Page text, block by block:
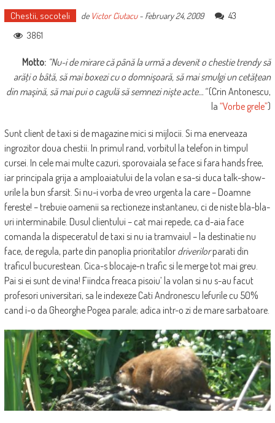
Chestii, socoteli de Victor Ciutacu- February 24, 2009
43
3861
Motto: “Nu-i de mirare că până la urmă a devenit o chestie trendy să
arăţi o bâtă, să mai boxezi cu o domnişoară, să mai smulgi un cetăţean
din maşină, să mai pui o cagulă să semnezi nişte acte… “(Crin Antonescu,
la“Vorbe grele”)
Sunt client de taxi si de magazine mici si mijlocii. Si ma enerveaza
ingrozitor doua chestii. In primul rand, vorbitul la telefon in timpul
cursei. In cele mai multe cazuri, sporovaiala se face si fara hands free,
iar principala grija a amploaiatului de la volan e sa-si duca talk-show-
urile la bun sfarsit. Si nu-i vorba de vreo urgenta la care – Doamne
fereste! – trebuie oamenii sa rectioneze instantaneu, ci de niste bla-bla-
uri interminabile. Dusul clientului – cat mai repede, ca d-aia face
comanda la dispeceratul de taxi si nu ia tramvaiul – la destinatie nu
face, de regula, parte din panoplia prioritatilor driverilorparati din
traficul bucurestean. Cica-s blocaje-n trafic si le merge tot mai greu.
Pai si ei sunt de vina! Fiindca freaca pisoiu’ la volan si nu s-au facut
profesori universitari, sa le indexeze Cati Andronescu lefurile cu 50%
cand i-o da Gheorghe Pogea parale; adica intr-o zi de mare sarbatoare.